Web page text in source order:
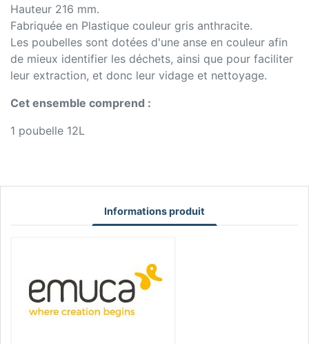
Hauteur 216 mm.
Fabriquée en Plastique couleur gris anthracite.
Les poubelles sont dotées d'une anse en couleur afin
de mieux identifier les déchets, ainsi que pour faciliter
leur extraction, et donc leur vidage et nettoyage.
Cet ensemble comprend :
1 poubelle 12L
Informations produit